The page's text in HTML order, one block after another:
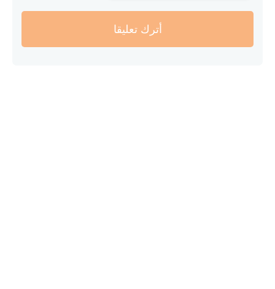
أترك تعليقا